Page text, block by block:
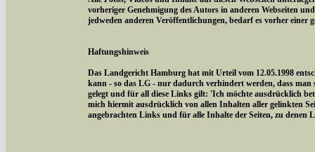
vorheriger Genehmigung des Autors in anderen Webseiten
jedweden anderen Veröffentlichungen, bedarf es vorher einer
Haftungshinweis
Das Landgericht Hamburg hat mit Urteil vom 12.05.1998
kann - so das LG - nur dadurch verhindert werden, dass
gelegt und für all diese Links gilt: 'Ich möchte ausdrücklich
mich hiermit ausdrücklich von allen Inhalten aller gelinkten
angebrachten Links und für alle Inhalte der Seiten, zu denen